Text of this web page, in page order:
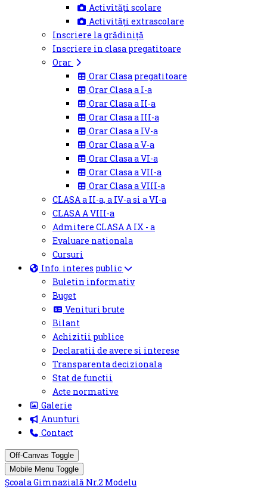
Activități scolare
Activități extrascolare
Inscriere la grădiniță
Inscriere in clasa pregatitoare
Orar
Orar Clasa pregatitoare
Orar Clasa a I-a
Orar Clasa a II-a
Orar Clasa a III-a
Orar Clasa a IV-a
Orar Clasa a V-a
Orar Clasa a VI-a
Orar Clasa a VII-a
Orar Clasa a VIII-a
CLASA a II-a, a IV-a si a VI-a
CLASA A VIII-a
Admitere CLASA A IX - a
Evaluare nationala
Cursuri
Info. interes public
Buletin informativ
Buget
Venituri brute
Bilant
Achizitii publice
Declaratii de avere si interese
Transparenta decizionala
Stat de functii
Acte normative
Galerie
Anunturi
Contact
Off-Canvas Toggle
Mobile Menu Toggle
Școala Gimnazială Nr.2 Modelu